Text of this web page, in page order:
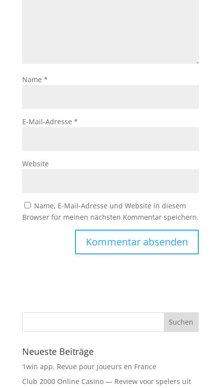
Name *
E-Mail-Adresse *
Website
Name, E-Mail-Adresse und Website in diesem
Browser für meinen nächsten Kommentar speichern.
Neueste Beiträge
1win app, Revue pour joueurs en France
Club 2000 Online Casino — Review voor spelers uit